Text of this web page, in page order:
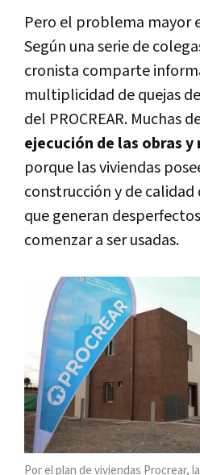
Pero el problema mayor
Según una serie de
cronista comparte
multiplicidad de quejas
del PROCREAR. Muchas
ejecución de las obras y
porque las viviendas
construcción y de
que generan
comenzar a ser usadas.
Por el plan de viviendas Procrear,